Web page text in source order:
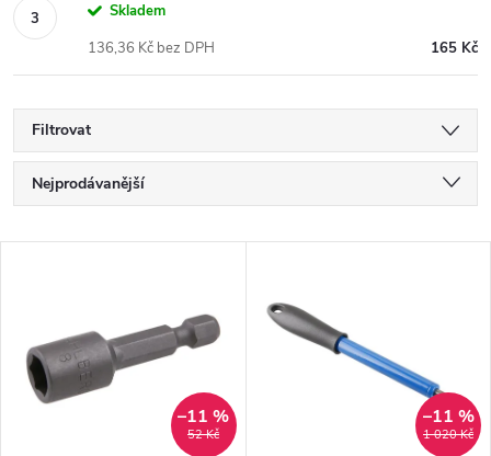
Skladem
165 Kč
136,36 Kč bez DPH
Filtrovat
Ř
a
e
n
Nejprodávanější
p
52 Kč
–11 %
1 020 Kč
–11 %